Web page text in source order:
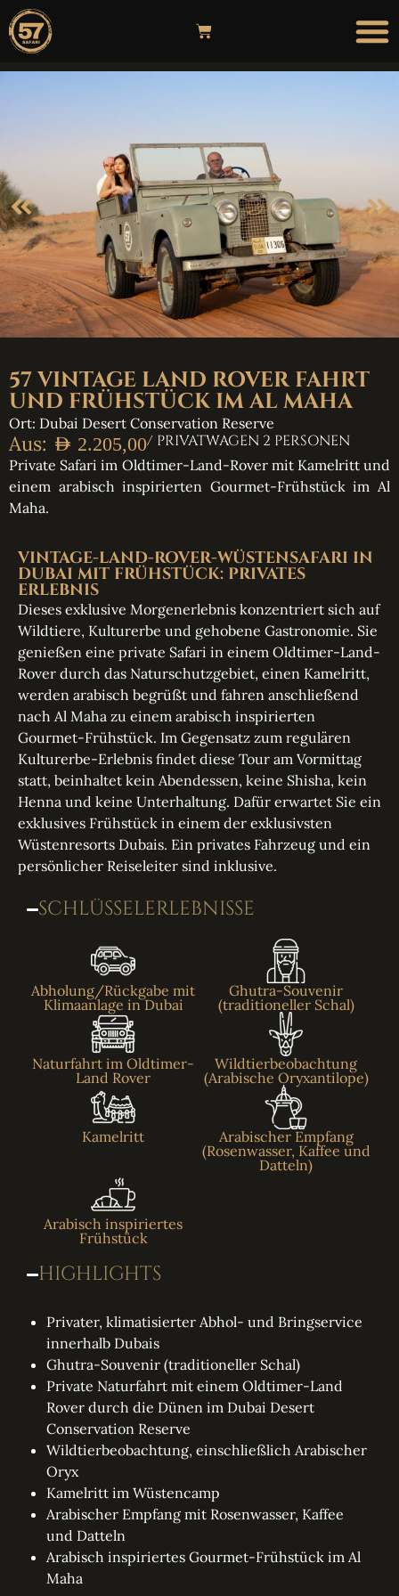
57 VINTAGE LAND ROVER FAHRT
UND FRÜHSTÜCK IM AL MAHA
Ort: Dubai Desert Conservation Reserve
Aus: AED 2.205,00/ PRIVATWAGEN 2 PERSONEN
Private Safari im Oldtimer-Land-Rover mit Kamelritt und
einem arabisch inspirierten Gourmet-Frühstück im Al
Maha.
VINTAGE-LAND-ROVER-WÜSTENSAFARI IN
DUBAI MIT FRÜHSTÜCK: PRIVATES
ERLEBNIS
Dieses exklusive Morgenerlebnis konzentriert sich auf
Wildtiere, Kulturerbe und gehobene Gastronomie. Sie
genießen eine private Safari in einem Oldtimer-Land-
Rover durch das Naturschutzgebiet, einen Kamelritt,
werden arabisch begrüßt und fahren anschließend
nach Al Maha zu einem arabisch inspirierten
Gourmet-Frühstück. Im Gegensatz zum regulären
Kulturerbe-Erlebnis findet diese Tour am Vormittag
statt, beinhaltet kein Abendessen, keine Shisha, kein
Henna und keine Unterhaltung. Dafür erwartet Sie ein
exklusives Frühstück in einem der exklusivsten
Wüstenresorts Dubais. Ein privates Fahrzeug und ein
persönlicher Reiseleiter sind inklusive.
SCHLÜSSELERLEBNISSE
Abholung/Rückgabe mit
Klimaanlage in Dubai
Ghutra-Souvenir
(traditioneller Schal)
Naturfahrt im Oldtimer-
Land Rover
Wildtierbeobachtung
(Arabische Oryxantilope)
Kamelritt
Arabischer Empfang
(Rosenwasser, Kaffee und
Datteln)
Arabisch inspiriertes
Frühstück
HIGHLIGHTS
Privater, klimatisierter Abhol- und Bringservice
innerhalb Dubais
Ghutra-Souvenir (traditioneller Schal)
Private Naturfahrt mit einem Oldtimer-Land
Rover durch die Dünen im Dubai Desert
Conservation Reserve
Wildtierbeobachtung, einschließlich Arabischer
Oryx
Kamelritt im Wüstencamp
Arabischer Empfang mit Rosenwasser, Kaffee
und Datteln
Arabisch inspiriertes Gourmet-Frühstück im Al
Maha